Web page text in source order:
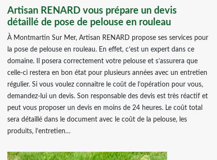
Artisan RENARD vous prépare un devis
détaillé de pose de pelouse en rouleau
À Montmartin Sur Mer, Artisan RENARD propose ses services pour
la pose de pelouse en rouleau. En effet, c’est un expert dans ce
domaine. Il posera correctement votre pelouse et s’assurera que
celle-ci restera en bon état pour plusieurs années avec un entretien
régulier. Si vous voulez connaitre le coût de l’opération pour vous,
demandez-lui un devis. Son responsable des devis est très réactif et
peut vous proposer un devis en moins de 24 heures. Le coût total
sera détaillé dans le document avec le coût de la pelouse, les
produits, l’entretien…